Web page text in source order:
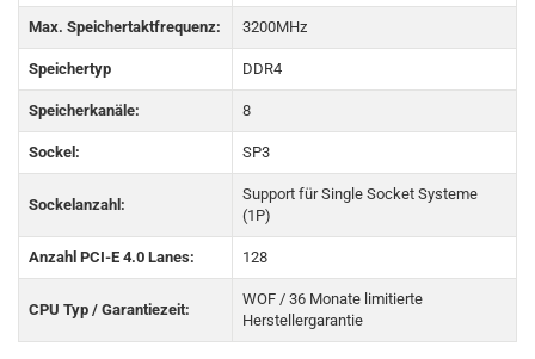
Max. Speichertaktfrequenz: 3200MHz
Speichertyp DDR4
Speicherkanäle: 8
Sockel: SP3
Sockelanzahl:
Support für Single Socket Systeme
(1P)
Anzahl PCI-E 4.0 Lanes: 128
CPU Typ / Garantiezeit:
WOF / 36 Monate limitierte
Herstellergarantie